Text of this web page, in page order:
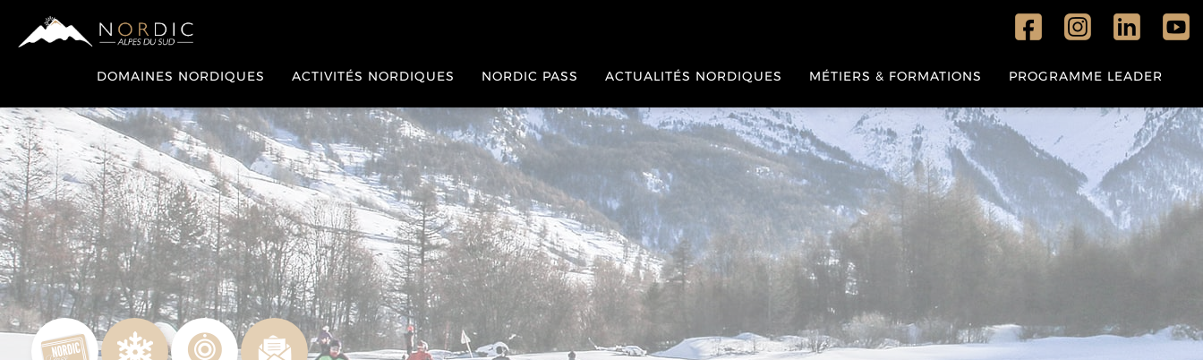
DOMAINES NORDIQUES ACTIVITÉS NORDIQUES NORDIC PASS ACTUALITÉS NORDIQUES MÉTIERS & FORMATIONS PROGRAMME LEADER